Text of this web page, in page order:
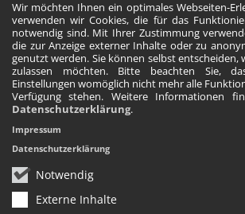
Wir möchten Ihnen ein optimales Webseiten-
verwenden wir Cookies, die für das
notwendig sind. Mit Ihrer Zustimmung
die zur Anzeige externer Inhalte oder zu
genutzt werden. Sie können selbst entscheiden,
zulassen möchten. Bitte beachten Sie,
Einstellungen womöglich nicht mehr alle
Verfügung stehen. Weitere Informationen
Datenschutzerklärung.
Notwendig
Externe Inhalte
Impressum
Datenschutzerklärung